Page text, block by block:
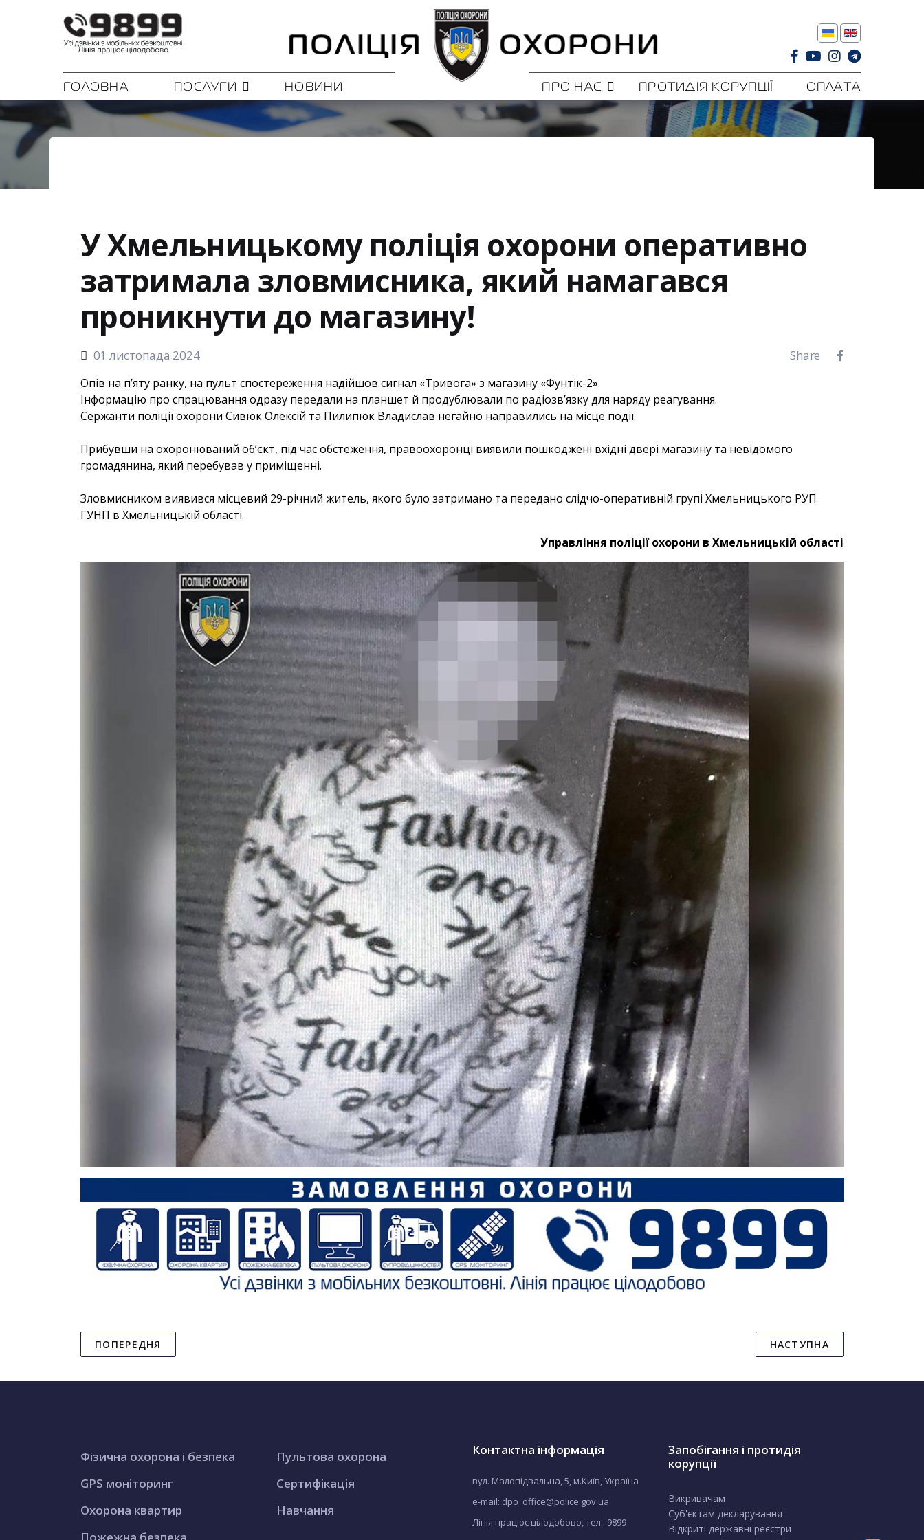
ГОЛОВНА ПОСЛУГИ НОВИНИ ПРО НАС ПРОТИДІЯ КОРУПЦІЇ ОПЛАТА
У Хмельницькому поліція охорони оперативно
затримала зловмисника, який намагався
проникнути до магазину!
01 листопада 2024 Share
Опів на п’яту ранку, на пульт спостереження надійшов сигнал «Тривога» з магазину «Фунтік-2».
Інформацію про спрацювання одразу передали на планшет й продублювали по радіозв’язку для наряду реагування.
Сержанти поліції охорони Сивюк Олексій та Пилипюк Владислав негайно направились на місце події.
Прибувши на охоронюваний об’єкт, під час обстеження, правоохоронці виявили пошкоджені вхідні двері магазину та невідомого
громадянина, який перебував у приміщенні.
Зловмисником виявився місцевий 29-річний житель, якого було затримано та передано слідчо-оперативній групі Хмельницького РУП
ГУНП в Хмельницькій області.
Управління поліції охорони в Хмельницькій області
ПОПЕРЕДНЯ НАСТУПНА
Фізична охорона і безпека
GPS моніторинг
Охорона квартир
Пультова охорона
Сертифікація
Навчання
Контактна інформація
вул. Малопідвальна, 5, м.Київ, Україна
e-mail: dpo_office@police.gov.ua
Лінія працює цілодобово, тел.: 9899
Запобігання і протидія
корупції
Викривачам
Суб'єктам декларування
Відкриті державні реєстри